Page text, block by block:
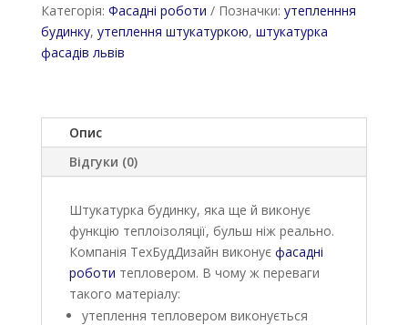
Категорія: Фасадні роботи Позначки: утепленння
будинку, утеплення штукатуркою, штукатурка
фасадів львів
Опис
Відгуки (0)
Штукатурка будинку, яка ще й виконує
функцію теплоізоляції, бульш ніж реально.
Компанія ТехБудДизайн виконує фасадні
роботи тепловером. В чому ж переваги
такого матеріалу:
утеплення тепловером виконується